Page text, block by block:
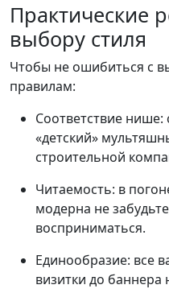
Практические
выбору стиля
Чтобы не ошибиться с
правилам:
Соответствие нише:
«детский»
строительной
Читаемость: в
модерна не
восприниматься.
Единообразие: все
визитки до